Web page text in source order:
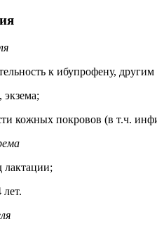
к ибупрофену,
кожных покровов (в т.ч.
лактации;
лет.